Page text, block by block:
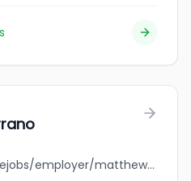
jobbank.gc.ca/browsejobs/employer/matthew+serrano/ca